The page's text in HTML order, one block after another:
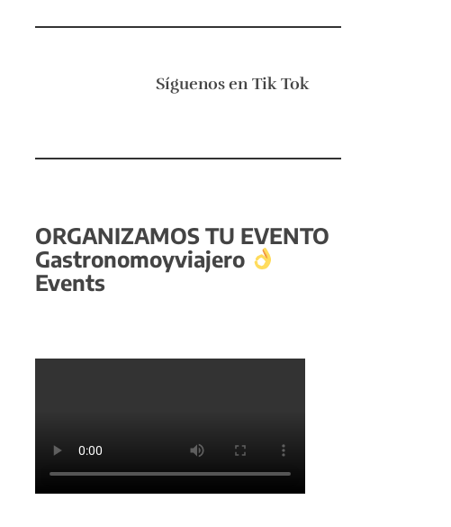
Síguenos en Tik Tok
ORGANIZAMOS TU EVENTO
Gastronomoyviajero
Events